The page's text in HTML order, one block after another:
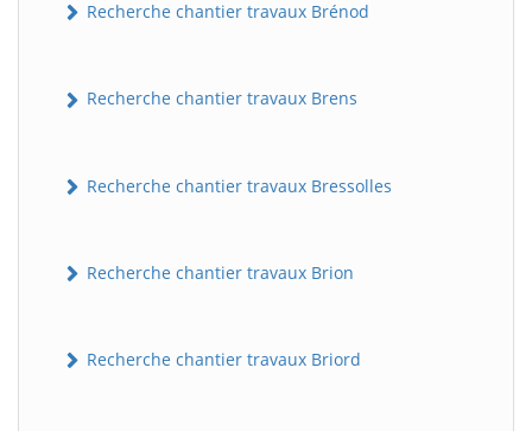
Recherche chantier travaux Brénod
Recherche chantier travaux Brens
Recherche chantier travaux Bressolles
Recherche chantier travaux Brion
Recherche chantier travaux Briord